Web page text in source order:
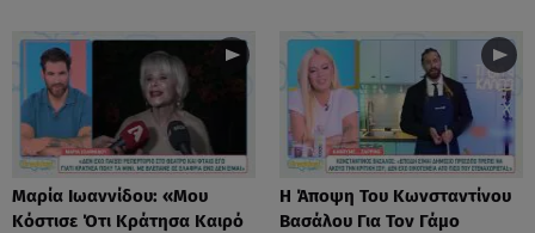
Μαρία Ιωαννίδου: «Μου
Κόστισε Ότι Κράτησα Καιρό
Η Άποψη Του Κωνσταντίνου
Βασάλου Για Τον Γάμο